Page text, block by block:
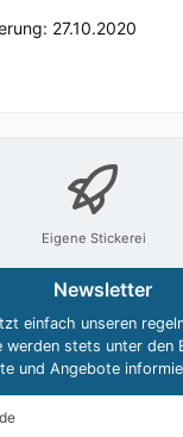
27.10.2020
Eigene Stickerei
Newsletter
einfach unseren
werden stets unter den
und Angebote